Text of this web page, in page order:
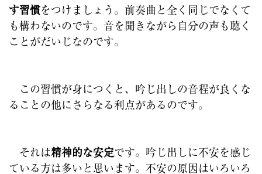
す習慣をつけましょう。前奏曲と全く同じでなくて
も構わないのです。音を聞きながら自分の声も聴く
ことがだいじなのです。
この習慣が身につくと、吟じ出しの音程が良くな
ることの他にさらなる利点があるのです。
それは精神的な安定です。吟じ出しに不安を感じ
ている方は多いと思います。不安の原因はいろいろ